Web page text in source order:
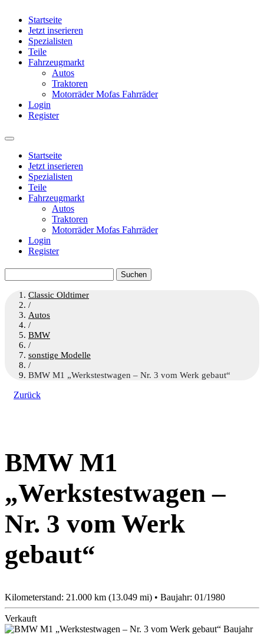
Startseite
Jetzt inserieren
Spezialisten
Teile
Fahrzeugmarkt
Autos
Traktoren
Motorräder Mofas Fahrräder
Login
Register
Startseite
Jetzt inserieren
Spezialisten
Teile
Fahrzeugmarkt
Autos
Traktoren
Motorräder Mofas Fahrräder
Login
Register
nach:
Classic Oldtimer
/
Autos
/
BMW
/
sonstige Modelle
/
BMW M1 „Werkstestwagen – Nr. 3 vom Werk gebaut“
Zurück
BMW M1
„Werkstestwagen –
Nr. 3 vom Werk
gebaut“
Kilometerstand: 21.000 km (13.049 mi) • Baujahr: 01/1980
Verkauft